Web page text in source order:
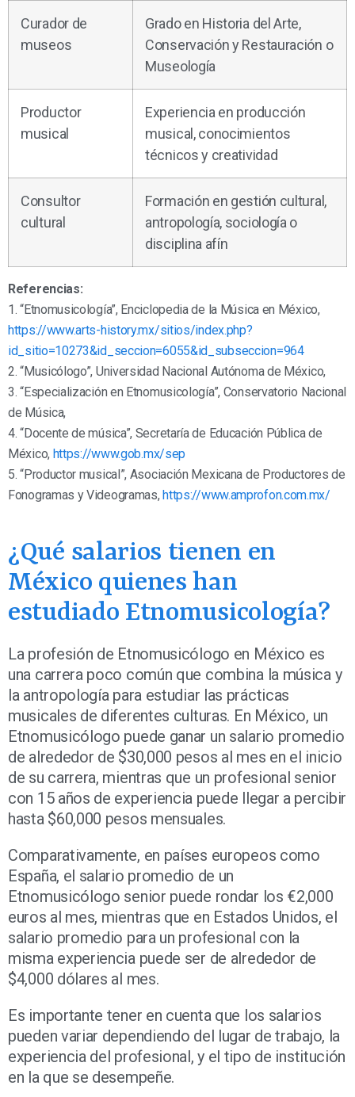
Curador de
museos
Grado en Historia del Arte,
Conservación y Restauración o
Museología
Productor
musical
Experiencia en producción
musical, conocimientos
técnicos y creatividad
Consultor
cultural
Formación en gestión cultural,
antropología, sociología o
disciplina afín
Referencias:
1. “Etnomusicología”, Enciclopedia de la Música en México,
https://www.arts-history.mx/sitios/index.php?
id_sitio=10273&id_seccion=6055&id_subseccion=964
2. “Musicólogo”, Universidad Nacional Autónoma de México,
3. “Especialización en Etnomusicología”, Conservatorio Nacional
de Música,
4. “Docente de música”, Secretaría de Educación Pública de
México, https://www.gob.mx/sep
5. “Productor musical”, Asociación Mexicana de Productores de
Fonogramas y Videogramas,https://www.amprofon.com.mx/
¿Qué salarios tienen en
México quienes han
estudiado Etnomusicología?
La profesión de Etnomusicólogo en México es
una carrera poco común que combina la música y
la antropología para estudiar las prácticas
musicales de diferentes culturas. En México, un
Etnomusicólogo puede ganar un salario promedio
de alrededor de $30,000 pesos al mes en el inicio
de su carrera, mientras que un profesional senior
con 15 años de experiencia puede llegar a percibir
hasta $60,000 pesos mensuales.
Comparativamente, en países europeos como
España, el salario promedio de un
Etnomusicólogo senior puede rondar los €2,000
euros al mes, mientras que en Estados Unidos, el
salario promedio para un profesional con la
misma experiencia puede ser de alrededor de
$4,000 dólares al mes.
Es importante tener en cuenta que los salarios
pueden variar dependiendo del lugar de trabajo, la
experiencia del profesional, y el tipo de institución
en la que se desempeñe.